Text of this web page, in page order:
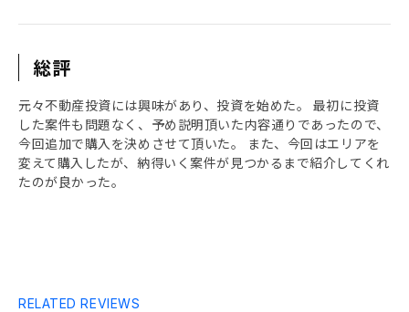
総評
元々不動産投資には興味があり、投資を始めた。 最初に投資
した案件も問題なく、予め説明頂いた内容通りであったので、
今回追加で購入を決めさせて頂いた。 また、今回はエリアを
変えて購入したが、納得いく案件が見つかるまで紹介してくれ
たのが良かった。
RELATED REVIEWS